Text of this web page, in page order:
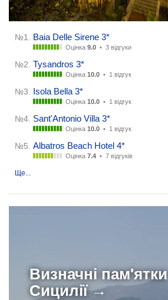
№1. Baia Delle Sirene 3*
Оцінка 9.0 • 3 відгуки
№2. Tysandros 3*
Оцінка 10.0 • 1 відгук
№3. Isola Bella 3*
Оцінка 10.0 • 1 відгук
№4. Sant'Antonio Villa 3*
Оцінка 10.0 • 1 відгук
№5. Albatros Beach Hotel 4*
Оцінка 7.4 • 7 відгуків
Ще...
Визначні пам'ятки
Сицилії →